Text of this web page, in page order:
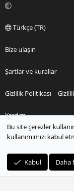
Türkçe (TR)
Bize ulaşın
Şartlar ve kurallar
Gizlilik Politikası –
Yardım
Ana sayfa
S
S
Bu site çerezler
kullanımımızı kabul
Kabul Daha